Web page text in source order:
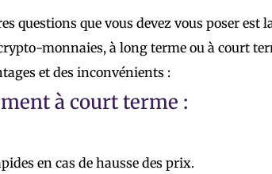
questions que vous devez vous poser est
monnaies, à long terme ou à court
et des inconvénients :
à court terme :
en cas de hausse des prix.